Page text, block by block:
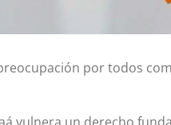
por todos
vulnera un derecho